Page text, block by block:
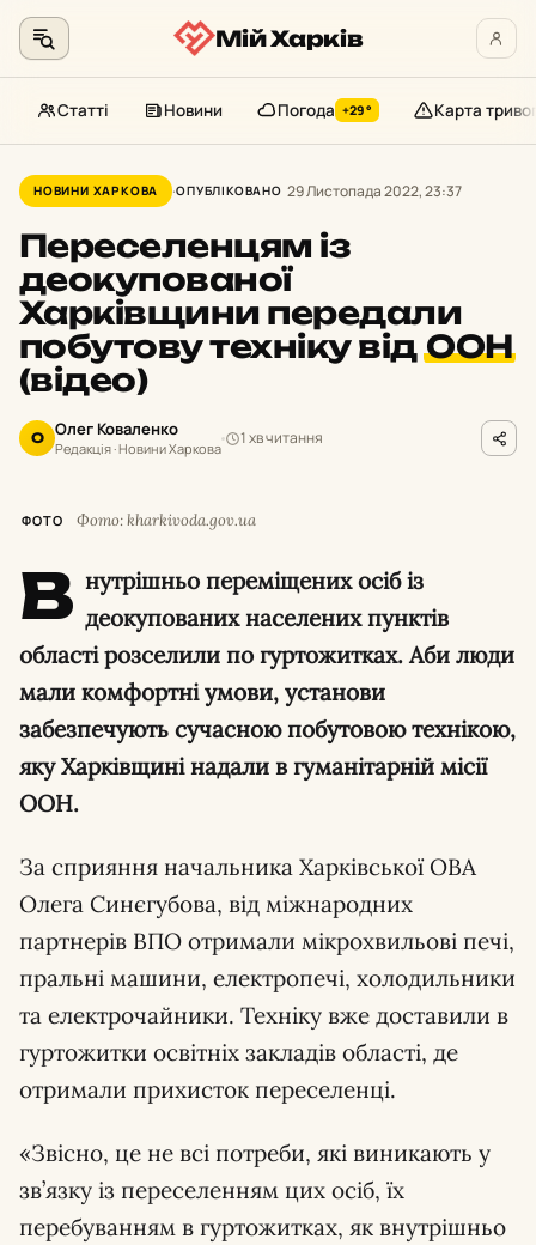
до
контенту
Мій Харків
Статті Новини Погода +29° Карта
НОВИНИ ХАРКОВА ОПУБЛІКОВАНО 29 Листопада 2022, 23:37
Переселенцям із
деокупованої
Харківщини передали
побутову техніку відООН
(відео)
О Олег Коваленко
Редакція · Новини Харкова
1 хв читання
ФОТО Фото: kharkivoda.gov.ua
В нутрішньо переміщених осіб із
деокупованих населених пунктів
області розселили по гуртожитках. Аби люди
мали комфортні умови, установи
забезпечують сучасною побутовою технікою,
яку Харківщині надали в гуманітарній місії
ООН.
За сприяння начальника Харківської ОВА
Олега Синєгубова, від міжнародних
партнерів ВПО отримали мікрохвильові печі,
пральні машини, електропечі, холодильники
та електрочайники. Техніку вже доставили в
гуртожитки освітніх закладів області, де
отримали прихисток переселенці.
«Звісно, це не всі потреби, які виникають у
зв’язку із переселенням цих осіб, їх
перебуванням в гуртожитках, як внутрішньо